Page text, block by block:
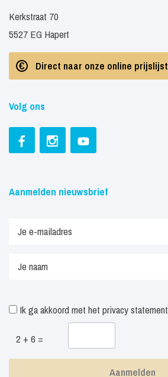
Kerkstraat 70
5527 EG Hapert
Direct naar onze online prijslijst
Volg ons
Aanmelden nieuwsbrief
Ik ga akkoord met het privacy statement
2 + 6 =